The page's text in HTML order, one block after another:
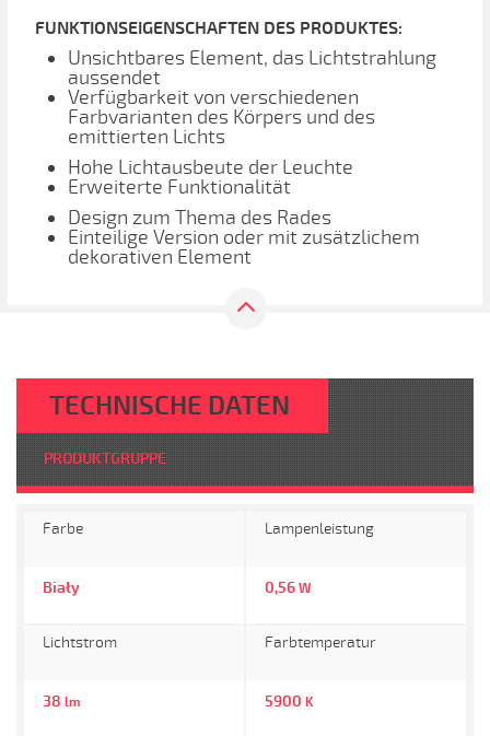
FUNKTIONSEIGENSCHAFTEN DES PRODUKTES:
Unsichtbares Element, das Lichtstrahlung
aussendet
Verfügbarkeit von verschiedenen
Farbvarianten des Körpers und des
emittierten Lichts
Hohe Lichtausbeute der Leuchte
Erweiterte Funktionalität
Design zum Thema des Rades
Einteilige Version oder mit zusätzlichem
dekorativen Element
TECHNISCHE DATEN
PRODUKTGRUPPE
Farbe
Biały
Lampenleistung
0,56 W
Lichtstrom
38 lm
Farbtemperatur
5900 K